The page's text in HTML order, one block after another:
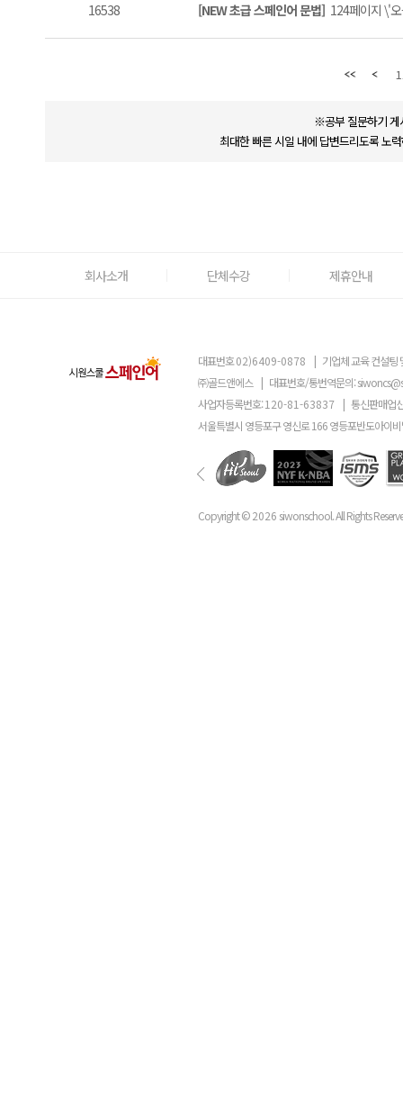
16538 [NEW 초급 스페인어 문법] 124페이지 \'
※공부 질문하기 게
최대한 빠른 시일 내에 답변드리도록 노
회사소개 단체수강 제휴안내
대표번호02)6409-0878 | 기업체 교육 컨설팅
㈜골드앤에스 | 대표번호/통번역문의:
사업자등록번호:120-81-63837 | 통신판매업
서울특별시 영등포구 영신로 166 영등포반도아이
Copyright ©2026 siwonschool. All Rights